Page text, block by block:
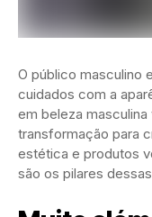
O público masculino
cuidados com a
em beleza
transformação para
estética e produtos
são os pilares